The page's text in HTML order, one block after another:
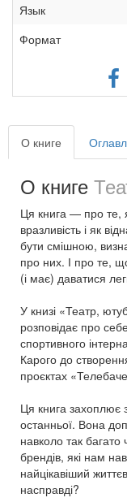
Язык
Формат
О книге
О книге
Ця книга — про те,
вразливість і як
бути смішною,
про них. І про те,
(і має) даватися
У книзі «Театр,
розповідає про
спортивного
Карого до
проєктах
Ця книга захоплює
останньої. Вона
навколо так багато
брендів, які нам
найцікавіший
насправді?